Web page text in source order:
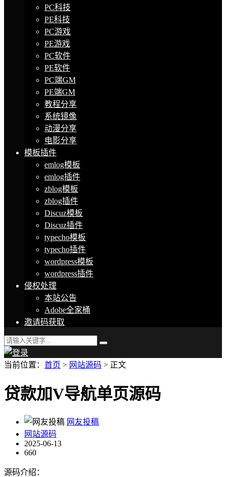
PC科技
PE科技
PC游戏
PE游戏
PC软件
PE软件
PC端GM
PE端GM
教程分享
系统镜像
动漫分享
电影分享
模板插件
emlog模板
emlog插件
zblog模板
zblog插件
Discuz模板
Discuz插件
typecho模板
typecho插件
wordpress模板
wordpress插件
侵权处理
本站公告
Adobe全家桶
邀请码获取
当前位置： 首页 > 网站源码 > 正文
贷款加V导航单页源码
网友投稿
网站源码
2025-06-13
660
源码介绍：